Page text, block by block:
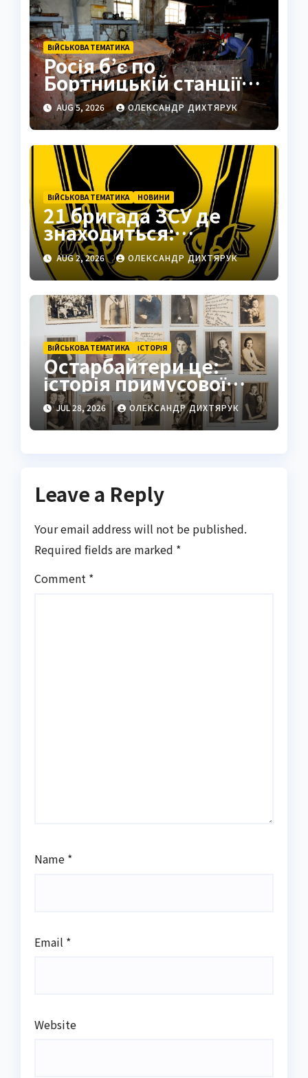
ВІЙСЬКОВА ТЕМАТИКА
Росія б’є по
Бортницькій станції:
експерт попередив
про катастрофу
AUG 5, 2026 ОЛЕКСАНДР ДИХТЯРУК
ВІЙСЬКОВА ТЕМАТИКА НОВИНИ
21 бригада ЗСУ де
знаходиться:
Подільськ як
стратегічний центр
AUG 2, 2026 ОЛЕКСАНДР ДИХТЯРУК
ВІЙСЬКОВА ТЕМАТИКА ІСТОРІЯ
Остарбайтери це:
історія примусової
праці українців
JUL 28, 2026 ОЛЕКСАНДР ДИХТЯРУК
Leave a Reply
Your email address will not be published.
Required fields are marked *
Comment *
Name *
Email *
Website